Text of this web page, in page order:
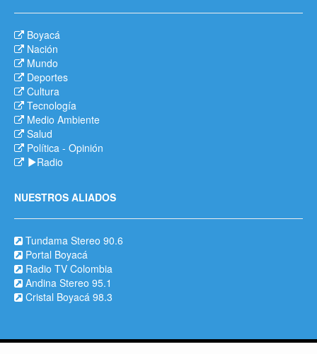
Boyacá
Nación
Mundo
Deportes
Cultura
Tecnología
Medio Ambiente
Salud
Política - Opinión
Radio
NUESTROS ALIADOS
Tundama Stereo 90.6
Portal Boyacá
Radio TV Colombia
Andina Stereo 95.1
Cristal Boyacá 98.3